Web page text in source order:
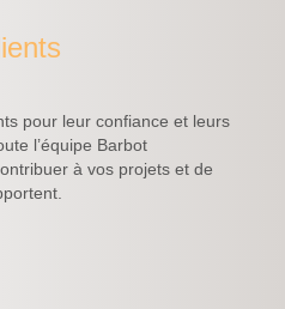
pour leur confiance et leurs
l’équipe Barbot
à vos projets et de